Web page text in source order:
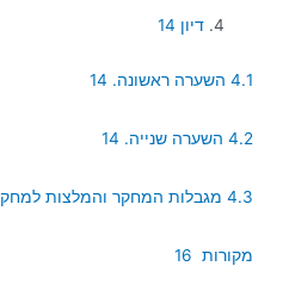
דיון 14
4.1 השערה ראשונה. 14
4.2 השערה שנייה. 14
4.3 מגבלות המחקר והמלצות למחקרי המשך. 15
מקורות 16